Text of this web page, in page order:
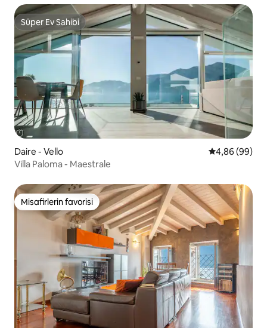
Süper Ev Sahibi
Süper Ev Sahibi
Daire - Vello 5 üzerinden
4,86 (99)
Villa Paloma - Maestrale
Misafirlerin favorisi
Misafirlerin favorisi